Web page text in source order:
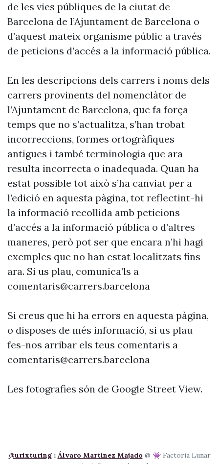
de les vies públiques de la ciutat de
Barcelona de l’Ajuntament de Barcelona o
d’aquest mateix organisme públic a través
de peticions d’accés a la informació pública.
En les descripcions dels carrers i noms dels
carrers provinents del nomenclàtor de
l’Ajuntament de Barcelona, que fa força
temps que no s’actualitza, s’han trobat
incorreccions, formes ortogràfiques
antigues i també terminologia que ara
resulta incorrecta o inadequada. Quan ha
estat possible tot això s’ha canviat per a
l’edició en aquesta pàgina, tot reflectint-hi
la informació recollida amb peticions
d’accés a la informació pública o d’altres
maneres, però pot ser que encara n’hi hagi
exemples que no han estat localitzats fins
ara. Si us plau, comunica’ls a
comentaris@carrers.barcelona
Si creus que hi ha errors en aquesta pàgina,
o disposes de més informació, si us plau
fes-nos arribar els teus comentaris a
comentaris@carrers.barcelona
Les fotografies són de Google Street View.
@urixturingi Álvaro Martínez Majado @ 👾 Factoria Lunar